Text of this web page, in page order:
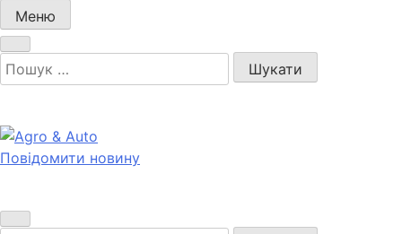
Меню
Пошук:
Agro & Auto
Новини агротеху та логістики
Повідомити новину